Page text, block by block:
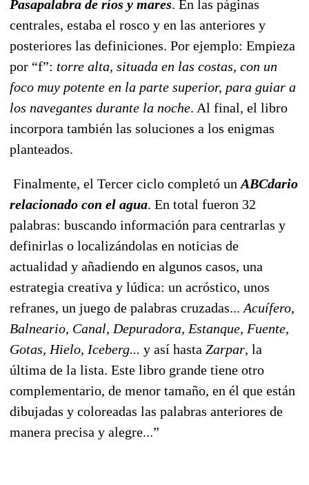
Pasapalabra de ríos y mares. En las páginas
centrales, estaba el rosco y en las anteriores y
posteriores las definiciones. Por ejemplo: Empieza
por “f”: torre alta, situada en las costas, con un
foco muy potente en la parte superior, para guiar a
los navegantes durante la noche. Al final, el libro
incorpora también las soluciones a los enigmas
planteados.
Finalmente, el Tercer ciclo completó un ABCdario
relacionado con el agua. En total fueron 32
palabras: buscando información para centrarlas y
definirlas o localizándolas en noticias de
actualidad y añadiendo en algunos casos, una
estrategia creativa y lúdica: un acróstico, unos
refranes, un juego de palabras cruzadas... Acuífero,
Balneario, Canal, Depuradora, Estanque, Fuente,
Gotas, Hielo, Iceberg... y así hasta Zarpar, la
última de la lista. Este libro grande tiene otro
complementario, de menor tamaño, en él que están
dibujadas y coloreadas las palabras anteriores de
manera precisa y alegre...”